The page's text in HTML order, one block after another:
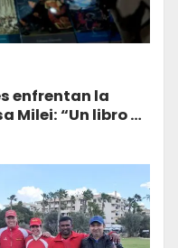
enfrentan la
Milei: “Un libro es